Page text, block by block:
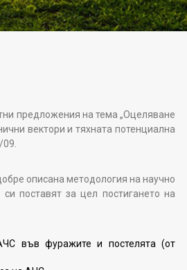
предложения на тема „Оцеляване
вектори и тяхната потенциална
описана методология на научно
поставят за цел постигането на
във фуражите и постелята (от